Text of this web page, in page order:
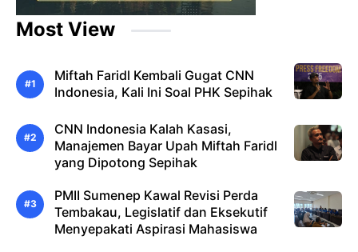
Most View
Miftah Faridl Kembali Gugat CNN
Indonesia, Kali Ini Soal PHK Sepihak
CNN Indonesia Kalah Kasasi,
Manajemen Bayar Upah Miftah Faridl
yang Dipotong Sepihak
PMII Sumenep Kawal Revisi Perda
Tembakau, Legislatif dan Eksekutif
Menyepakati Aspirasi Mahasiswa